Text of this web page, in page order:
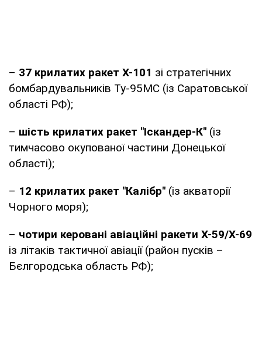
– 37 крилатих ракет Х-101 зі стратегічних
бомбардувальників Ту-95МС (із Саратовської
області РФ);
– шість крилатих ракет "Іскандер-К" (із
тимчасово окупованої частини Донецької
області);
– 12 крилатих ракет "Калібр" (із акваторії
Чорного моря);
– чотири керовані авіаційні ракети Х-59/Х-69
із літаків тактичної авіації (район пусків –
Бєлгородська область РФ);